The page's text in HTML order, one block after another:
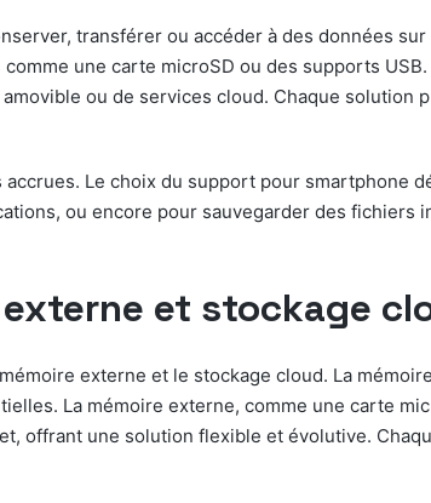
transférer ou accéder à des données sur
une carte microSD ou des supports
ou de services cloud. Chaque solution
Le choix du support pour smartphone
ou encore pour sauvegarder des fichiers
et stockage
externe et le stockage cloud. La
La mémoire externe, comme une carte
offrant une solution flexible et évolutive.